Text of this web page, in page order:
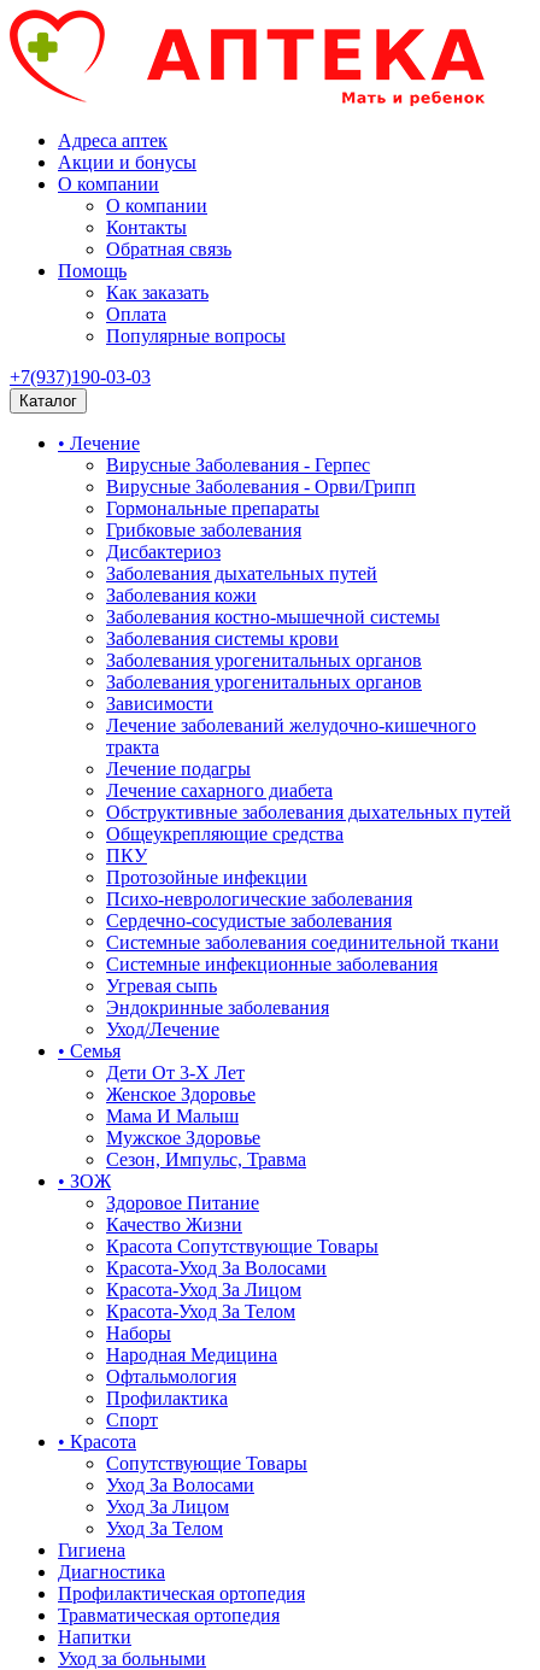
Адреса аптек
Акции и бонусы
О компании
О компании
Контакты
Обратная связь
Помощь
Как заказать
Оплата
Популярные вопросы
+7(937)190-03-03
Каталог
• Лечение
Вирусные Заболевания - Герпес
Вирусные Заболевания - Орви/Грипп
Гормональные препараты
Грибковые заболевания
Дисбактериоз
Заболевания дыхательных путей
Заболевания кожи
Заболевания костно-мышечной системы
Заболевания системы крови
Заболевания урогенитальных органов
Заболевания урогенитальных органов
Зависимости
Лечение заболеваний желудочно-кишечного
тракта
Лечение подагры
Лечение сахарного диабета
Обструктивные заболевания дыхательных путей
Общеукрепляющие средства
ПКУ
Протозойные инфекции
Психо-неврологические заболевания
Сердечно-сосудистые заболевания
Системные заболевания соединительной ткани
Системные инфекционные заболевания
Угревая сыпь
Эндокринные заболевания
Уход/Лечение
• Семья
Дети От 3-Х Лет
Женское Здоровье
Мама И Малыш
Мужское Здоровье
Сезон, Импульс, Травма
• ЗОЖ
Здоровое Питание
Качество Жизни
Красота Сопутствующие Товары
Красота-Уход За Волосами
Красота-Уход За Лицом
Красота-Уход За Телом
Наборы
Народная Медицина
Офтальмология
Профилактика
Спорт
• Красота
Сопутствующие Товары
Уход За Волосами
Уход За Лицом
Уход За Телом
Гигиена
Диагностика
Профилактическая ортопедия
Травматическая ортопедия
Напитки
Уход за больными